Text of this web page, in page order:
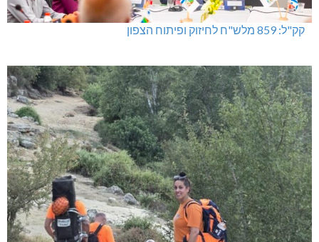
קק"ל: 859 מלש"ח לחיזוק ופיתוח הצפון